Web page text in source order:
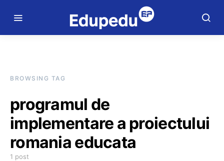
BROWSING TAG
programul de
implementare a proiectului
romania educata
1 post